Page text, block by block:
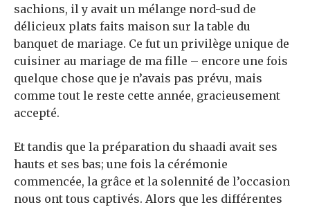
sachions, il y avait un mélange nord-sud de
délicieux plats faits maison sur la table du
banquet de mariage. Ce fut un privilège unique de
cuisiner au mariage de ma fille – encore une fois
quelque chose que je n’avais pas prévu, mais
comme tout le reste cette année, gracieusement
accepté.
Et tandis que la préparation du shaadi avait ses
hauts et ses bas; une fois la cérémonie
commencée, la grâce et la solennité de l’occasion
nous ont tous captivés. Alors que les différentes